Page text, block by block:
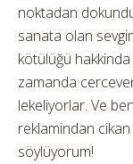
noktadan
sanata olan
kötülüğü
zamanda
lekeliyorlar. Ve
reklamindan
söylüyorum!